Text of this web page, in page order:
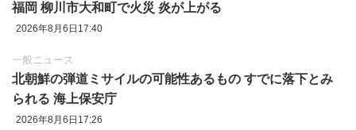
福岡 柳川市大和町で火災 炎が上がる
2026年8月6日17:40
一般ニュース
北朝鮮の弾道ミサイルの可能性あるもの すでに落下とみ
られる 海上保安庁
2026年8月6日17:26